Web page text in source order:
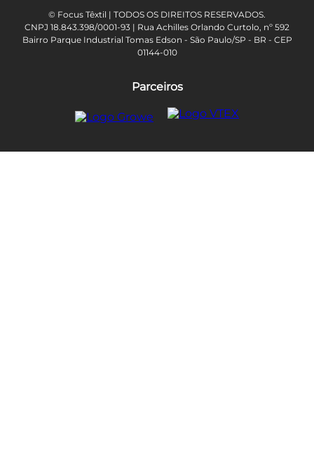
© Focus Têxtil | TODOS OS DIREITOS RESERVADOS.
CNPJ 18.843.398/0001-93 | Rua Achilles Orlando Curtolo, nº 592
Bairro Parque Industrial Tomas Edson - São Paulo/SP - BR - CEP
01144-010
Parceiros